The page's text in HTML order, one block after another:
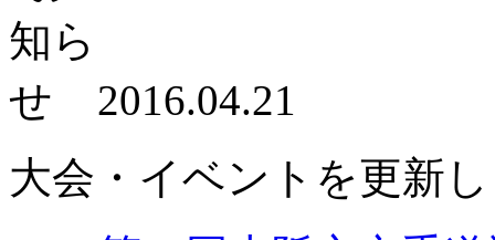
2016.04.21
大会・イベントを更新